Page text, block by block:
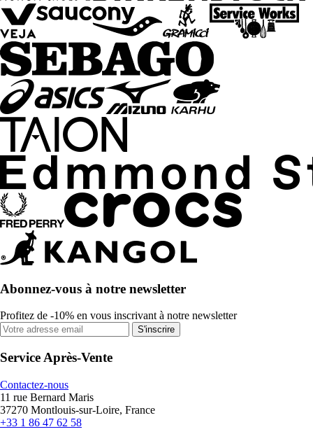
Abonnez-vous à notre newsletter
Profitez de -10% en vous inscrivant à notre newsletter
S'inscrire
Service Après-Vente
Contactez-nous
11 rue Bernard Maris
37270 Montlouis-sur-Loire, France
+33 1 86 47 62 58